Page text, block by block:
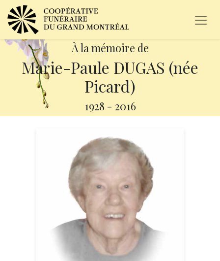
À la mémoire de
Marie-Paule DUGAS (née
Picard)
1928 - 2016